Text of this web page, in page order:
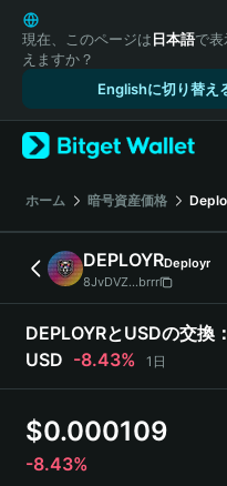
English
日本語
Tiếng Việt
Español (Latinoamérica)
Türkçe
Français
Deutsch
简体中文
繁體中文
Português (Portugal)
Bahasa Indonesia
ภาษาไทย
हिन्दी
Español
Português (Brasil)
現在、このページは日本語で表
えますか？
Englishに切り替え
ホーム 暗号資産価格
DEPLOYRDeployr
8JvDVZ...brrr
DEPLOYRとUSDの交換：
USD -8.43% 1日
$0.000109
-8.43%